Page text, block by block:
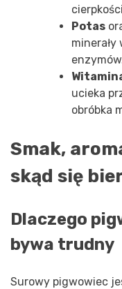
Potas
minerały
ucieka
obróbka
Smak,
skąd się
Dlaczego
bywa trudny
Surowy pigwowiec